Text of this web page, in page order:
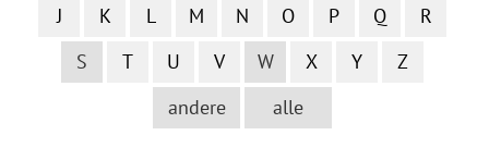
alle
J
K L M N O P Q
R
S
T U V W X Y
Z
andere